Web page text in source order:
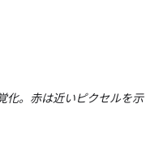
。赤は近いピクセルを